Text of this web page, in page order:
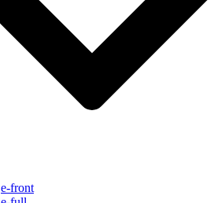
e-front